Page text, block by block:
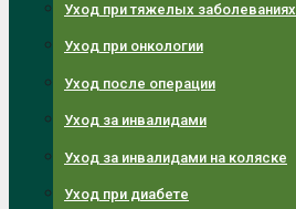
Уход при тяжелых заболеваниях
Уход при онкологии
Уход после операции
Уход за инвалидами
Уход за инвалидами на коляске
Уход при диабете